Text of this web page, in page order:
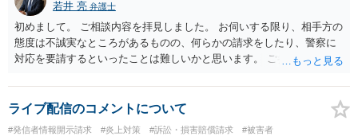
若井 亮 弁護士
初めまして。 ご相談内容を拝見しました。 お伺いする限り、相手方の
態度は不誠実なところがあるものの、何らかの請求をしたり、警察に
対応を要請するといったことは難しいかと思います。 ご参考になれば
ライブ配信のコメントについて
#発信者情報開示請求 #炎上対策 #訴訟・損害賠償請求
#被害者